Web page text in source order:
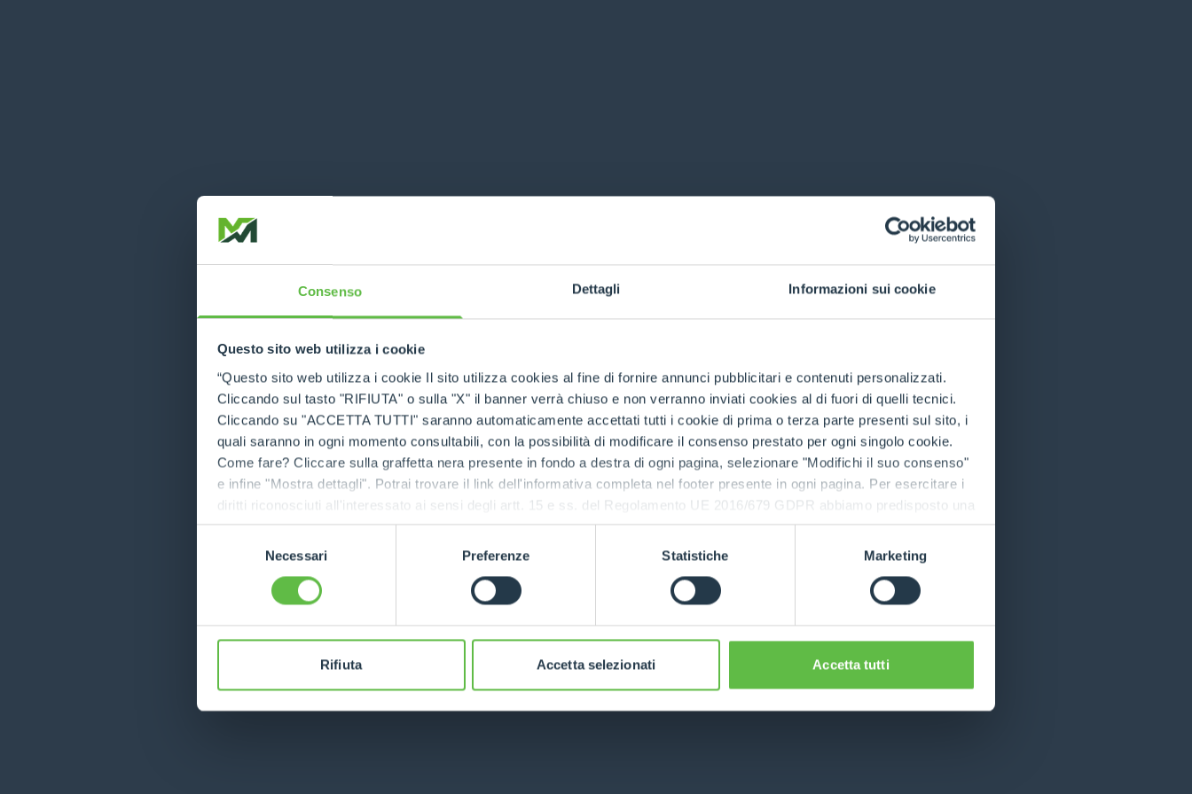
Consenso Dettagli Informazioni sui cookie
Questo sito web utilizza i cookie
“Questo sito web utilizza i cookie Il sito utilizza cookies al fine di fornire annunci pubblicitari e contenuti personalizzati.
Cliccando sul tasto "RIFIUTA" o sulla "X" il banner verrà chiuso e non verranno inviati cookies al di fuori di quelli tecnici.
Cliccando su "ACCETTA TUTTI" saranno automaticamente accettati tutti i cookie di prima o terza parte presenti sul sito, i
quali saranno in ogni momento consultabili, con la possibilità di modificare il consenso prestato per ogni singolo cookie.
Come fare? Cliccare sulla graffetta nera presente in fondo a destra di ogni pagina, selezionare "Modifichi il suo consenso"
e infine "Mostra dettagli". Potrai trovare il link dell'informativa completa nel footer presente in ogni pagina. Per esercitare i
diritti riconosciuti all'interessato ai sensi degli artt. 15 e ss. del Regolamento UE 2016/679 GDPR abbiamo predisposto una
apposita procedura.
Necessari Preferenze Statistiche Marketing
Rifiuta Accetta selezionati Accetta tutti
Application error: a client-side exception has occurred (see the browser console for more information)